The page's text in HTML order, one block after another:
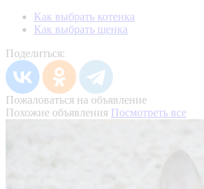
Как выбрать котенка
Как выбрать щенка
Поделиться:
Пожаловаться на объявление
Похожие объявления Посмотреть все